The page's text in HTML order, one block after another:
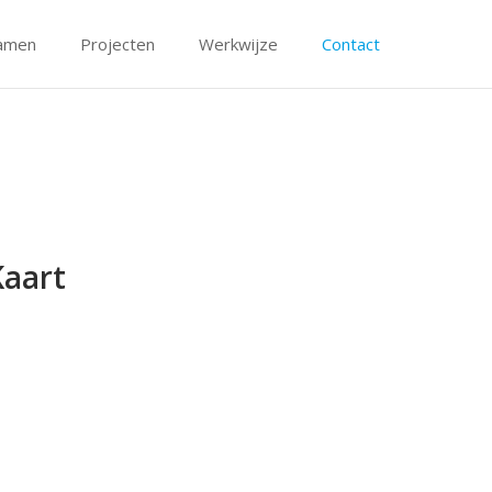
Projecten Werkwijze Contact